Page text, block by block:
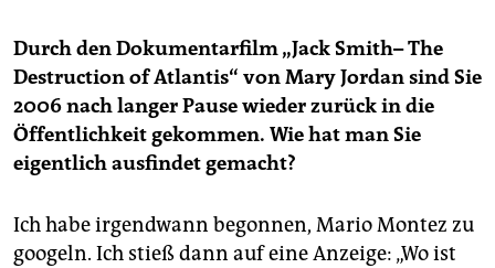
Durch den Dokumentarfilm „Jack Smith– The
Destruction of Atlantis“ von Mary Jordan sind Sie
2006 nach langer Pause wieder zurück in die
Öffentlichkeit gekommen. Wie hat man Sie
eigentlich ausfindet gemacht?
Ich habe irgendwann begonnen, Mario Montez zu
googeln. Ich stieß dann auf eine Anzeige: „Wo ist